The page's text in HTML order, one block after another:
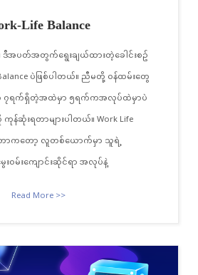
Life Balance
ဒီအပတ်အတွက်ရွေးချယ်ထားတဲ့ခေါင်းစဥ်
ပဲဖြစ်ပါတယ်။ ညီမတို့ ဝန်ထမ်းတွေ
၇ရက်ရှိတဲ့အထဲမှာ ၅ရက်ကအလုပ်ထဲမှာပဲ
ကုန်ဆုံးရတာများပါတယ်။ Work Life
တာကတော့ လူတစ်ယောက်မှာ သူရဲ့
ဝမ်းကျောင်းဆိုင်ရာ အလုပ်နဲ့
Read More >>